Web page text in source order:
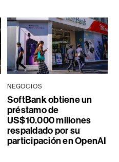
NEGOCIOS
SoftBank obtiene un
préstamo de
US$10.000 millones
respaldado por su
participación en OpenAI